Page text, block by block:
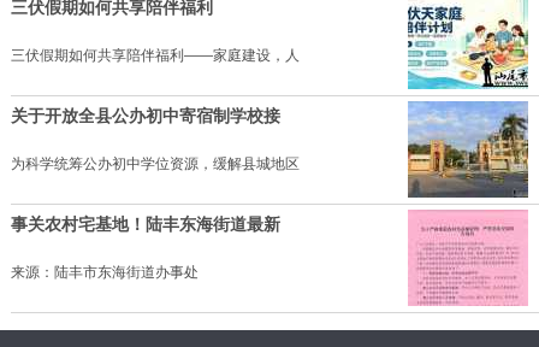
三伏假期如何共享陪伴福利
三伏假期如何共享陪伴福利——家庭建设，人
关于开放全县公办初中寄宿制学校接
为科学统筹公办初中学位资源，缓解县城地区
事关农村宅基地！陆丰东海街道最新
来源：陆丰市东海街道办事处